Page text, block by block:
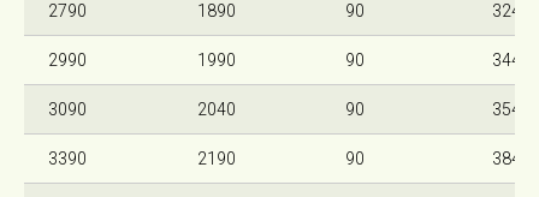
2790 1890 90 3240
2990 1990 90 3440
3090 2040 90 3540
3390 2190 90 3840